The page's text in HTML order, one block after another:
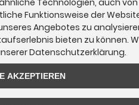
Technologien, auch von
Funktionsweise der
Angebotes zu
bieten zu können.
Datenschutzerklärung.
AKZEPTIEREN